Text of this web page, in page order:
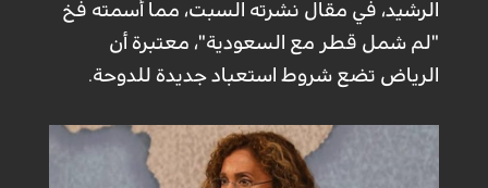
الرشيد، في مقال نشرته السبت، مما أسمته فخ
"لم شمل قطر مع السعودية"، معتبرة أن
الرياض تضع شروط استعباد جديدة للدوحة.